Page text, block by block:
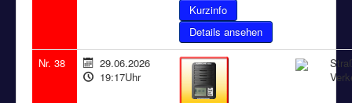
Details ansehen
Nr. 38
29.06.2026
19:17Uhr